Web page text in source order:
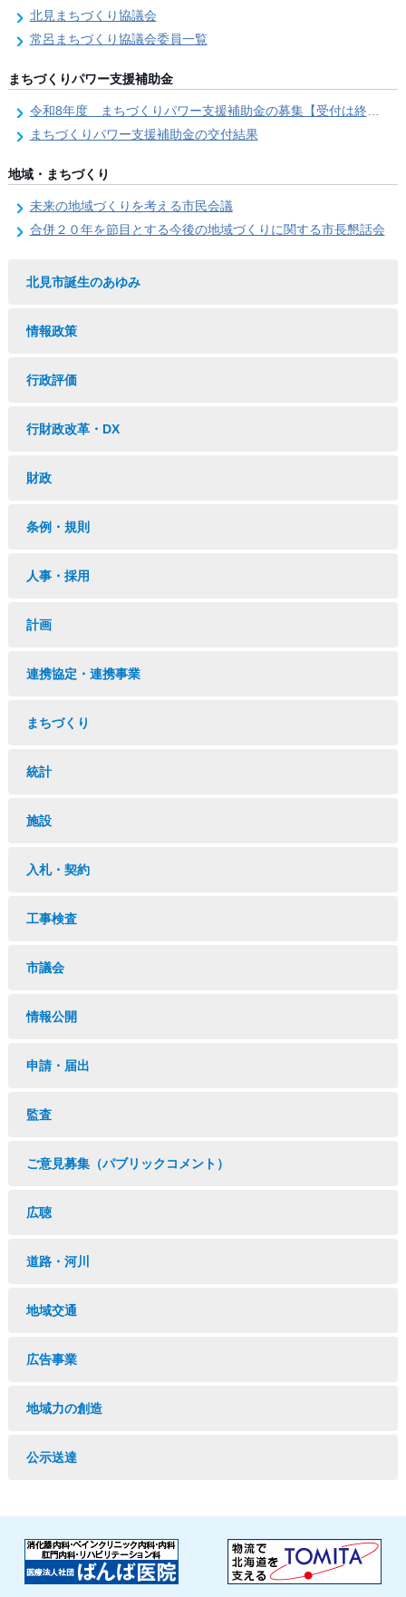
北見まちづくり協議会
常呂まちづくり協議会委員一覧
まちづくりパワー支援補助金
令和8年度 まちづくりパワー支援補助金の募集【受付は終了しました。】
まちづくりパワー支援補助金の交付結果
地域・まちづくり
未来の地域づくりを考える市民会議
合併２０年を節目とする今後の地域づくりに関する市長懇話会
北見市誕生のあゆみ
情報政策
行政評価
行財政改革・DX
財政
条例・規則
人事・採用
計画
連携協定・連携事業
まちづくり
統計
施設
入札・契約
工事検査
市議会
情報公開
申請・届出
監査
ご意見募集（パブリックコメント）
広聴
道路・河川
地域交通
広告事業
地域力の創造
公示送達